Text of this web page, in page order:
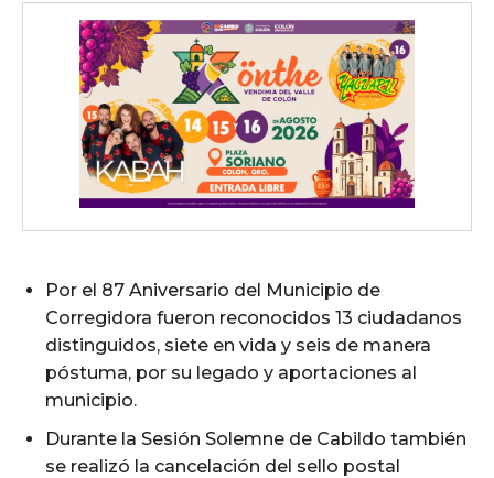
Por el 87 Aniversario del Municipio de
Corregidora fueron reconocidos 13 ciudadanos
distinguidos, siete en vida y seis de manera
póstuma, por su legado y aportaciones al
municipio.
Durante la Sesión Solemne de Cabildo también
se realizó la cancelación del sello postal